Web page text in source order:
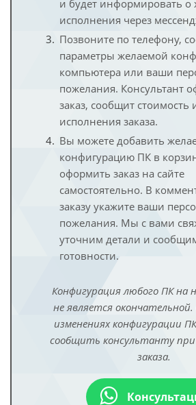
и будет информировать о
исполнения через
Позвоните по телефону,
параметры желаемой
компьютера или ваши
пожелания. Консультант
заказ, сообщит стоимость
исполнения заказа.
Вы можете добавить
конфигурацию ПК в
оформить заказ на сайте
самостоятельно. В
заказу укажите ваши
пожелания. Мы с вами
уточним детали и
готовности.
Конфигурация любого ПК на
не является
изменениях конфигурации
сообщить консультанту
заказа.